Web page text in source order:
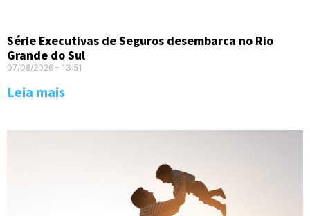
Série Executivas de Seguros desembarca no Rio
Grande do Sul
07/08/2026 13:51
Leia mais